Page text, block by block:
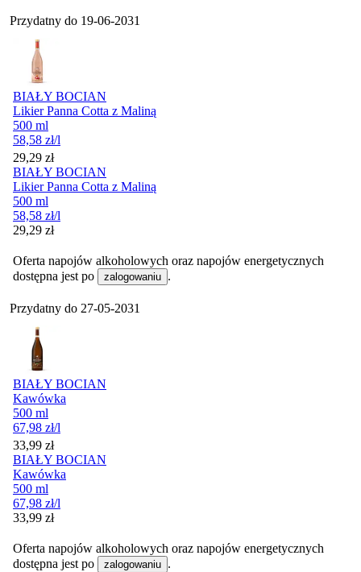
Przydatny do 19-06-2031
BIAŁY BOCIAN
Likier Panna Cotta z Maliną
500 ml
58,58 zł/l
Cena
29,29 zł
BIAŁY BOCIAN
Likier Panna Cotta z Maliną
500 ml
58,58 zł/l
Cena
29,29 zł
Oferta napojów alkoholowych oraz napojów energetycznych
dostępna jest po
zalogowaniu .
Przydatny do 27-05-2031
BIAŁY BOCIAN
Kawówka
500 ml
67,98 zł/l
Cena
33,99 zł
BIAŁY BOCIAN
Kawówka
500 ml
67,98 zł/l
Cena
33,99 zł
Oferta napojów alkoholowych oraz napojów energetycznych
dostępna jest po
zalogowaniu .